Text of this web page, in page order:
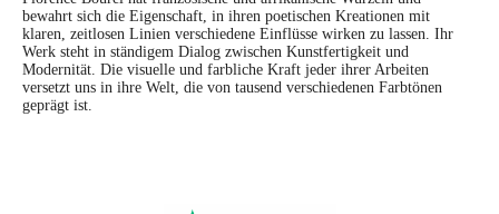
Ja, alle WC-Sitze sind mit einer doppelten Absenkautomatik ausgestattet, für ein
unterstütztes Zuklappen.
Wurde das Produkt durch den Designer oder Künstler verifiziert?
bewahrt sich die Eigenschaft, in ihren poetischen Kreationen mit
klaren, zeitlosen Linien verschiedene Einflüsse wirken zu lassen. Ihr
Werk steht in ständigem Dialog zwischen Kunstfertigkeit und
Modernität. Die visuelle und farbliche Kraft jeder ihrer Arbeiten
versetzt uns in ihre Welt, die von tausend verschiedenen Farbtönen
geprägt ist.